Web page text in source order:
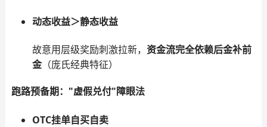
动态收益＞静态收益
故意用层级奖励刺激拉新， 资金流完全依赖后金补前
金（庞氏经典特征）
跑路预备期："虚假兑付"障眼法
OTC挂单自买自卖